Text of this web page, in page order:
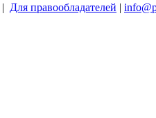
| Для правообладателей |